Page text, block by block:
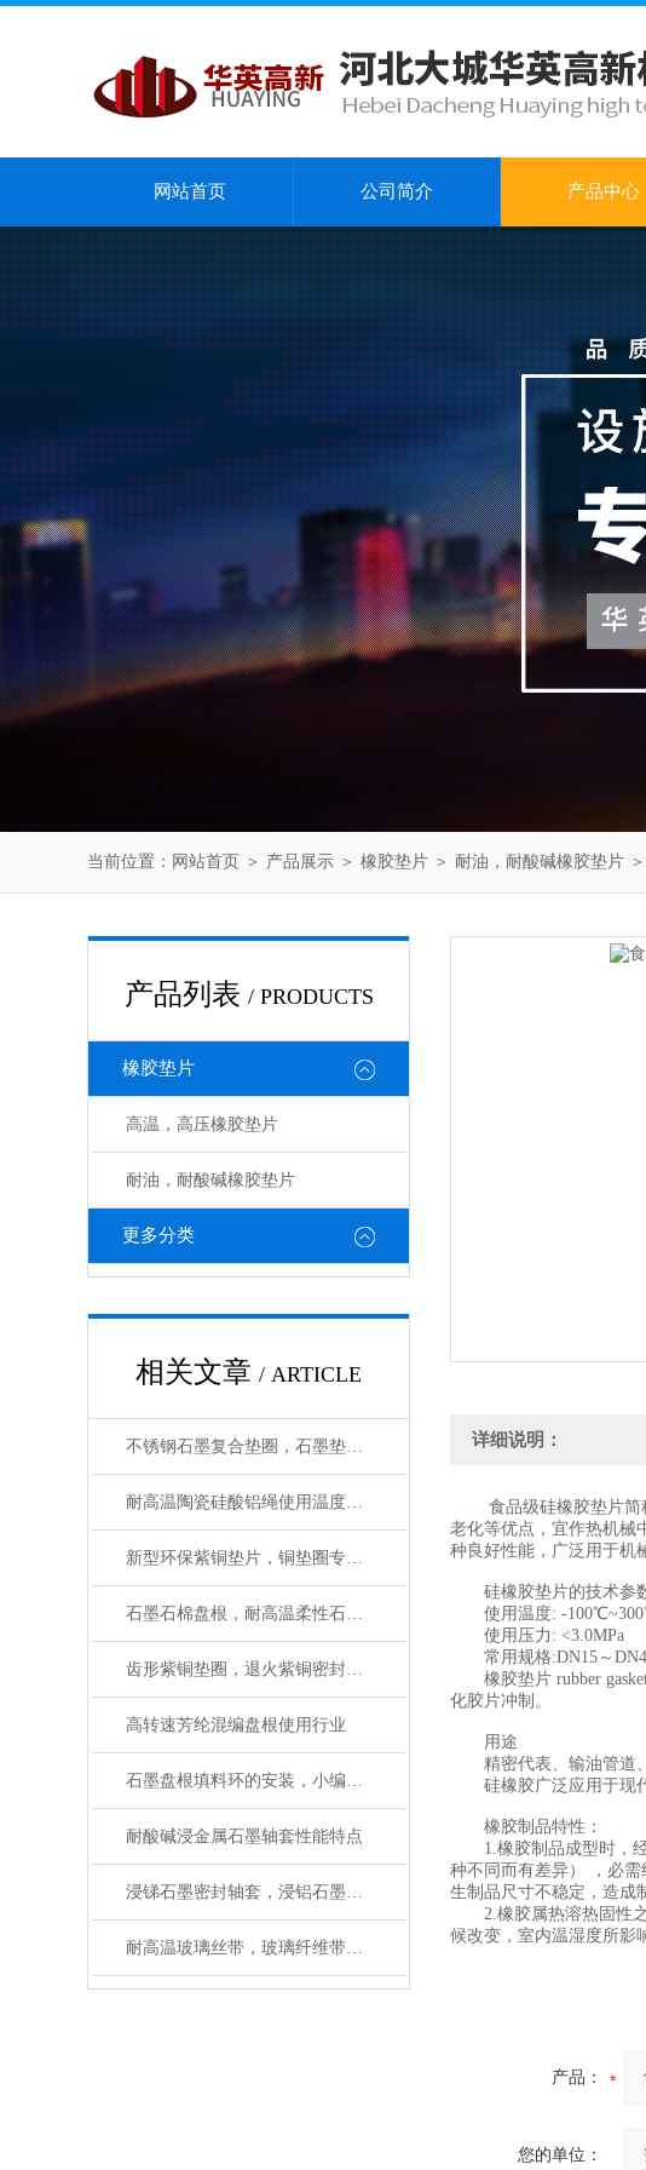
网站首页 公司简介 产品中心
当前位置： 网站首页 ＞ 产品展示 ＞ 橡胶垫片 ＞ 耐油，耐酸碱橡胶垫片
产品列表 / PRODUCTS
橡胶垫片
高温，高压橡胶垫片
耐油，耐酸碱橡胶垫片
更多分类
相关文章 / ARTICLE
不锈钢石墨复合垫圈，石墨垫如何安装
耐高温陶瓷硅酸铝绳使用温度多少
新型环保紫铜垫片，铜垫圈专业生产厂家
石墨石棉盘根，耐高温柔性石墨盘根如何使用
齿形紫铜垫圈，退火紫铜密封垫应用范围
高转速芳纶混编盘根使用行业
石墨盘根填料环的安装，小编告诉你该怎样做
耐酸碱浸金属石墨轴套性能特点
浸锑石墨密封轴套，浸铝石墨环材质及用途
耐高温玻璃丝带，玻璃纤维带使用温度
详细说明：
食品级硅橡胶垫片简称
老化等优点，宜作热机械
种良好性能，广泛用于机
硅橡胶垫片的技术参
使用温度: -
使用压力: <3.0MPa
常用规格:DN15～
橡胶垫片 rubber gasket
化胶片冲制。
用途
精密代表、输油管道、
硅橡胶广泛应用于现代
橡胶制品特性：
1.橡胶制品成型时，经
种不同而有差异） ，必
生制品尺寸不稳定，造成
2.橡胶属热溶热固性之
候改变，室内温湿度所影
产品：
您的单位：